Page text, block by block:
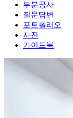
부분공사
질문답변
포트폴리오
사진
가이드북